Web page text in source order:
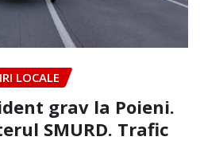
LOCALE
grav la Poieni.
SMURD. Trafic